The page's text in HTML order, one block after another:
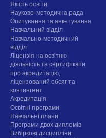
Якість освіти
Науково-методична рада
Опитування та анкетування
Навчальний відділ
Навчально-методичний
відділ
Ліцензія на освітню
діяльність та сертифікати
про акредитацію,
ліцензований обсяг та
контингент
Акредитація
Освітні програми
Навчальні плани
Програми двох дипломів
Вибіркові дисципліни